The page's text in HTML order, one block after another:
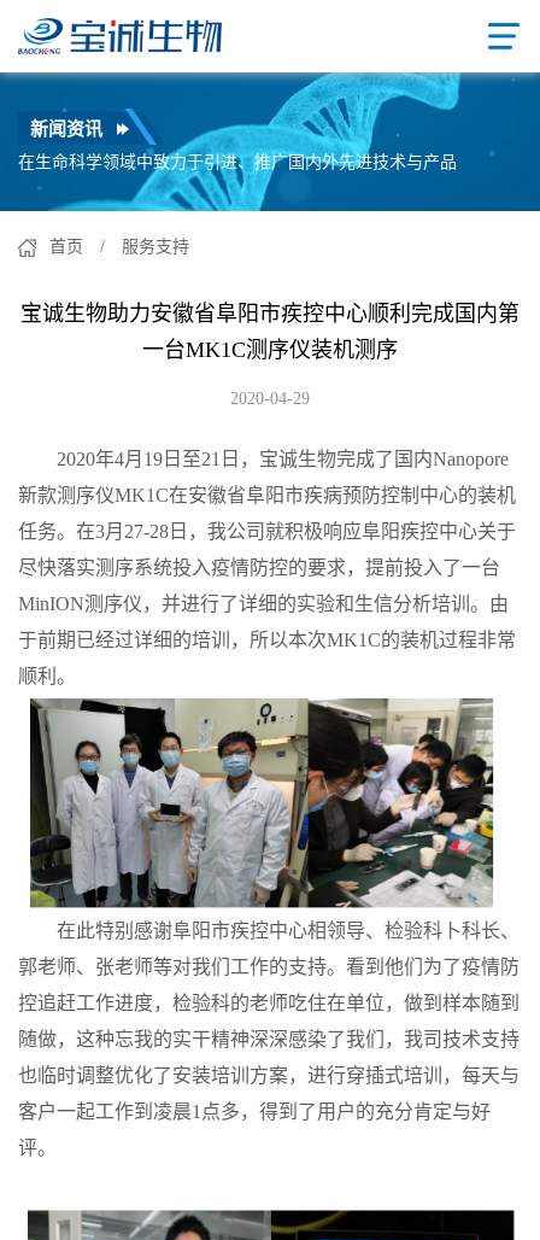
新闻资讯
在生命科学领域中致力于引进、推广国内外先进技术与产品
首页 / 服务支持
宝诚生物助力安徽省阜阳市疾控中心顺利完成国内第
一台MK1C测序仪装机测序
2020-04-29
2020年4月19日至21日 ，宝诚生物完成了国内Nanopore
新款测序仪MK1C在安徽省阜阳市疾病预防控制中心的装机
任务。在3月27-28日，我公司就积极响应阜阳疾控中心关于
尽快落实测序系统投入疫情防控的要求，提前投入了一台
MinION测序仪，并进行了详细的实验和生信分析培训。由
于前期已经过详细的培训，所以本次MK1C的装机过程非常
顺利。
在此特别感谢阜阳市疾控中心相领导、检验科卜科长、
郭老师、张老师等对我们工作的支持。看到他们为了疫情防
控追赶工作进度，检验科的老师吃住在单位，做到样本随到
随做，这种忘我的实干精神深深感染了我们，我司技术支持
也临时调整优化了安装培训方案，进行穿插式培训，每天与
客户一起工作到凌晨1点多，得到了用户的充分肯定与好
评。